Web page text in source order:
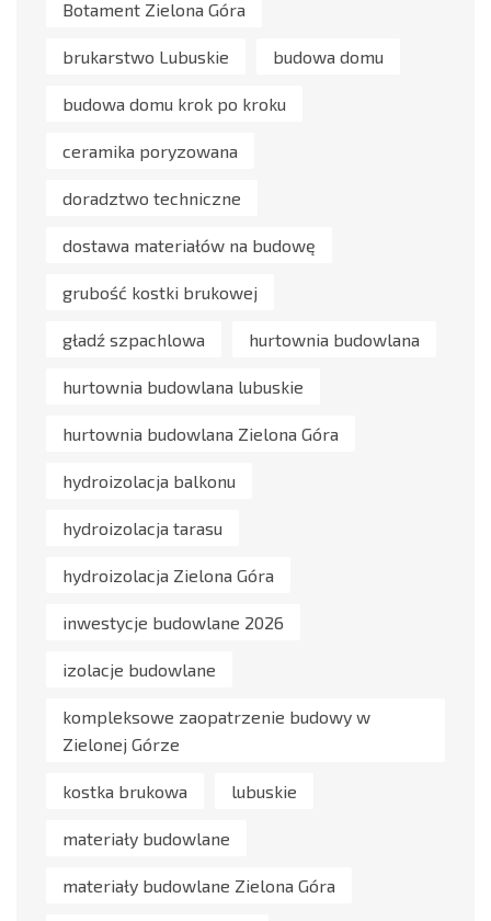
Botament Zielona Góra
brukarstwo Lubuskie budowa domu
budowa domu krok po kroku
ceramika poryzowana
doradztwo techniczne
dostawa materiałów na budowę
grubość kostki brukowej
gładź szpachlowa hurtownia budowlana
hurtownia budowlana lubuskie
hurtownia budowlana Zielona Góra
hydroizolacja balkonu
hydroizolacja tarasu
hydroizolacja Zielona Góra
inwestycje budowlane 2026
izolacje budowlane
kompleksowe zaopatrzenie budowy w
Zielonej Górze
kostka brukowa lubuskie
materiały budowlane
materiały budowlane Zielona Góra